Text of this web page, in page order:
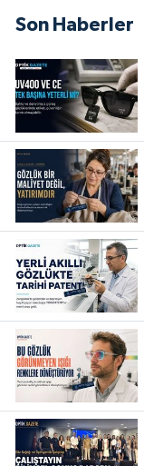
Son Haberler